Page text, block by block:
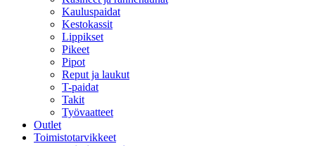
Kauluspaidat
Kestokassit
Lippikset
Pikeet
Pipot
Reput ja laukut
T-paidat
Takit
Työvaatteet
Outlet
Toimistotarvikkeet